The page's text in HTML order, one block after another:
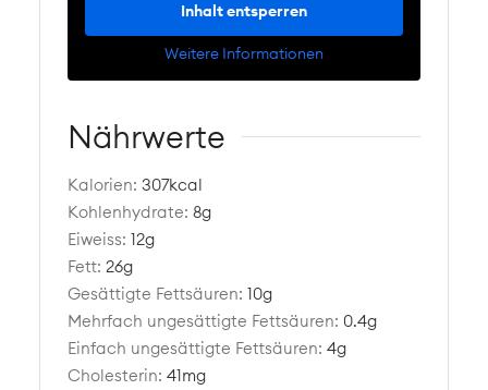
Inhalt entsperren
Weitere Informationen
Nährwerte
Kalorien:307kcal
Kohlenhydrate:8g
Eiweiss:12g
Fett:26g
Gesättigte Fettsäuren:10g
Mehrfach ungesättigte Fettsäuren: 0.4g
Einfach ungesättigte Fettsäuren:4g
Cholesterin:41mg